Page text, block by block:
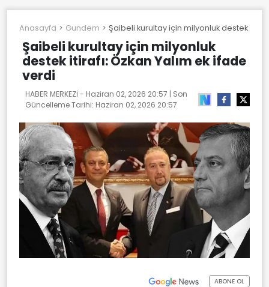
Anasayfa Gundem Şaibeli kurultay için milyonluk destek
Şaibeli kurultay için milyonluk
destek itirafı: Özkan Yalım ek ifade
verdi
HABER MERKEZİ - Haziran 02, 2026 20:57 | Son
Güncelleme Tarihi: Haziran 02, 2026 20:57
ABONE OL